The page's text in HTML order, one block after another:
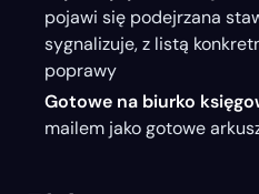
pojawi się podejrzana
sygnalizuje, z listą
poprawy
Gotowe na biurko
mailem jako gotowe